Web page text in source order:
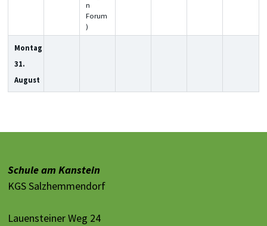
n
Forum
)
Montag
31.
August
Schule am Kanstein
KGS Salzhemmendorf
Lauensteiner Weg 24